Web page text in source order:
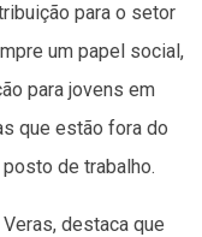
para o setor
um papel social,
para jovens em
que estão fora do
de trabalho.
destaca que